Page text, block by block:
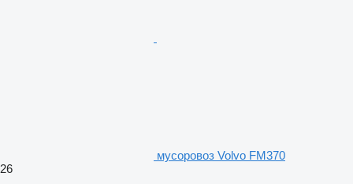
мусоровоз Volvo FM370
26